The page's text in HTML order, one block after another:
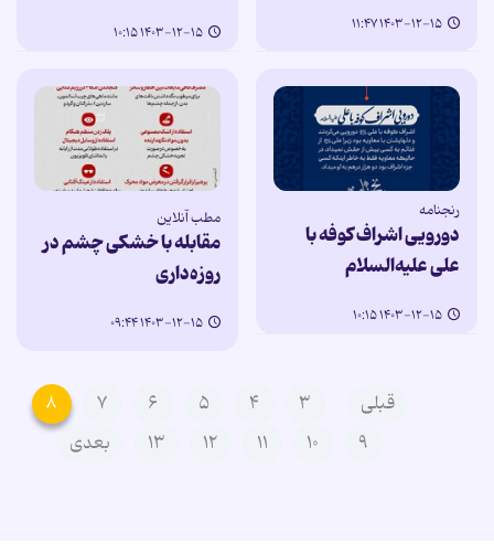
۱۴۰۳-۱۲-۱۵ ۱۱:۴۷ ۱۴۰۳-۱۲-۱۵ ۱۰:۱۵
رنجنامه
دورویی اشراف کوفه با
علی علیه‌السلام
۱۴۰۳-۱۲-۱۵ ۱۰:۱۵
مطب آنلاین
مقابله با خشکی چشم در
روزه‌داری
۱۴۰۳-۱۲-۱۵ ۰۹:۴۴
قبلی ۳ ۴ ۵ ۶ ۷
۸
۹
۱۰ ۱۱ ۱۲ ۱۳ بعدی